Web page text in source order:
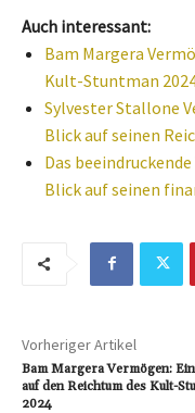
Auch interessant:
Bam Margera
Kult-Stuntman
Sylvester Stallone
Blick auf seinen
Das
Blick auf seinen
Vorheriger Artikel
Bam Margera Vermögen:
auf den Reichtum des Kult-
2024